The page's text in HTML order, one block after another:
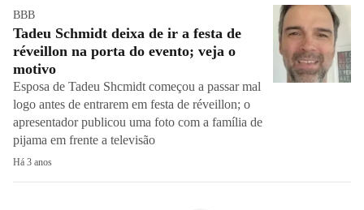
BBB
Tadeu Schmidt deixa de ir a festa de
réveillon na porta do evento; veja o
motivo
Esposa de Tadeu Shcmidt começou a passar mal
logo antes de entrarem em festa de réveillon; o
apresentador publicou uma foto com a família de
pijama em frente a televisão
Há 3 anos